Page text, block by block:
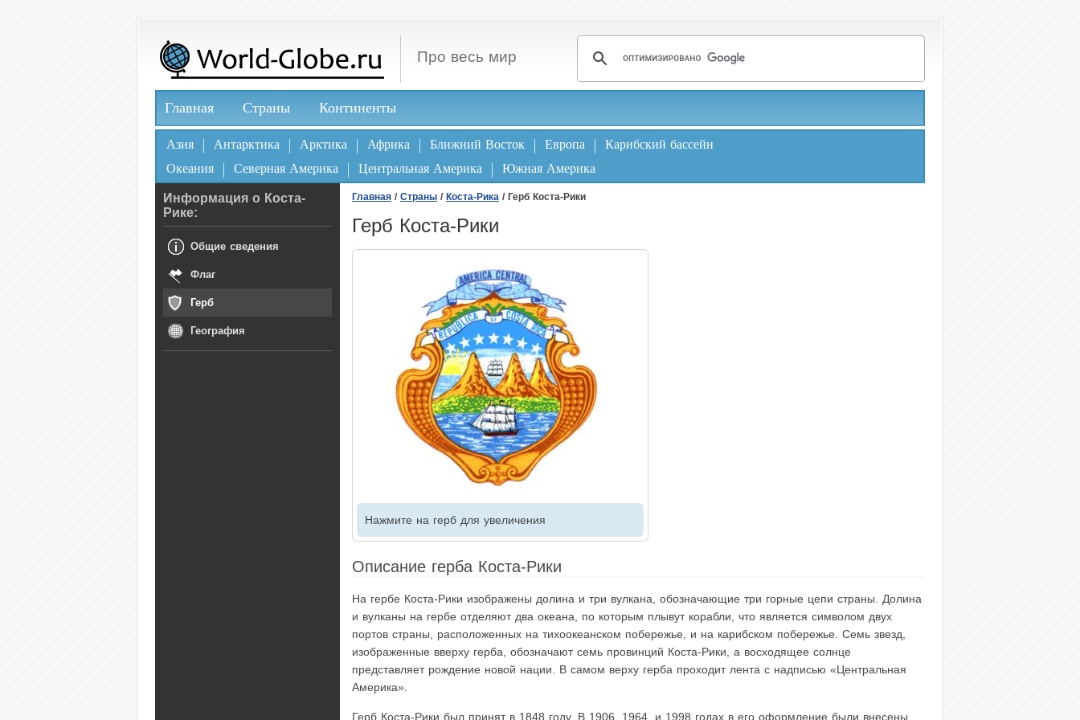
Про весь мир
Главная Страны Континенты
Азия Антарктика Арктика Африка Ближний Восток Европа
Карибский бассейн
Океания
Северная Америка Центральная Америка Южная Америка
Главная / Страны / Коста-Рика / Герб Коста-Рики
Герб Коста-Рики
Нажмите на герб для увеличения
Описание герба Коста-Рики
На гербе Коста-Рики изображены долина и три вулкана, обозначающие три горные цепи страны. Долина
и вулканы на гербе отделяют два океана, по которым плывут корабли, что является символом двух
портов страны, расположенных на тихоокеанском побережье, и на карибском побережье. Семь звезд,
изображенные вверху герба, обозначают семь провинций Коста-Рики, а восходящее солнце
представляет рождение новой нации. В самом верху герба проходит лента с надписью «Центральная
Америка».
Герб Коста-Рики был принят в 1848 году. В 1906, 1964, и 1998 годах в его оформление были внесены
Информация о Коста-
Рике:
Общие сведения
Флаг
Герб
География